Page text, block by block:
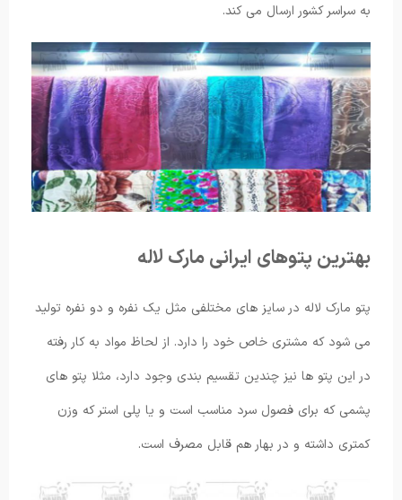
به سراسر کشور ارسال می کند.
بهترین پتوهای ایرانی مارک لاله
پتو مارک لاله در سایز های مختلفی مثل یک نفره و دو نفره تولید
می شود که مشتری خاص خود را دارد. از لحاظ مواد به کار رفته
در این پتو ها نیز چندین تقسیم بندی وجود دارد، مثلا پتو های
پشمی که برای فصول سرد مناسب است و یا پلی استر که وزن
کمتری داشته و در بهار هم قابل مصرف است.